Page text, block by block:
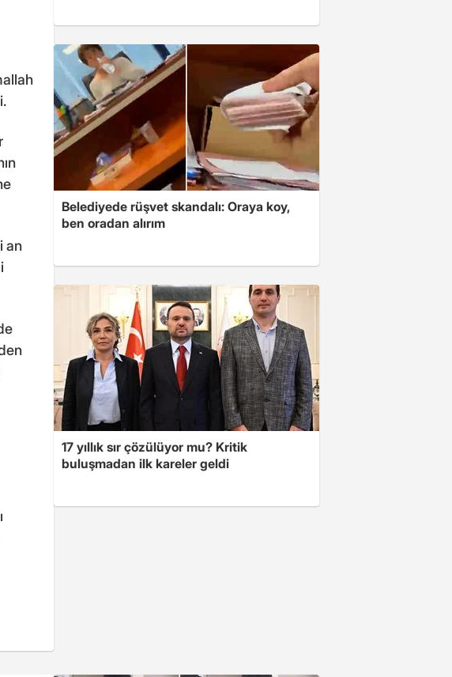
an
Belediyede rüşvet skandalı: Oraya koy,
ben oradan alırım
17 yıllık sır çözülüyor mu? Kritik
buluşmadan ilk kareler geldi